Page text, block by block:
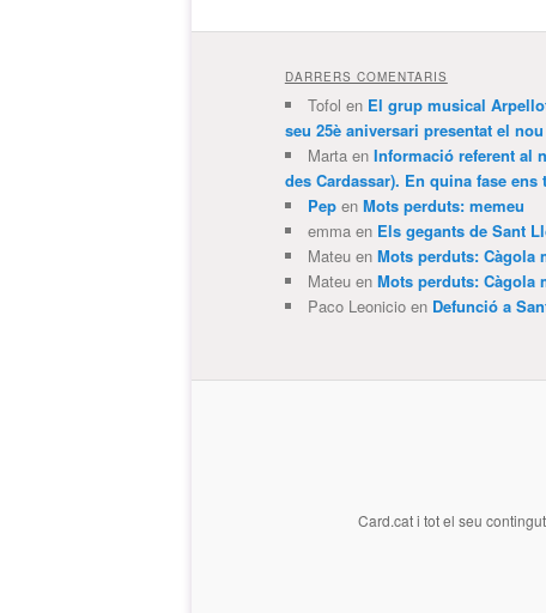
DARRERS COMENTARIS
Tofol en El grup musical
seu 25è aniversari presentat el
Martaen Informació referent al
des Cardassar). En quina fase
Pepen Mots perduts: memeu
emmaen Els gegants de Sant
Mateuen Mots perduts: Càgola
Mateuen Mots perduts: Càgola
Paco Leonicioen Defunció a
Card.cati tot el seu